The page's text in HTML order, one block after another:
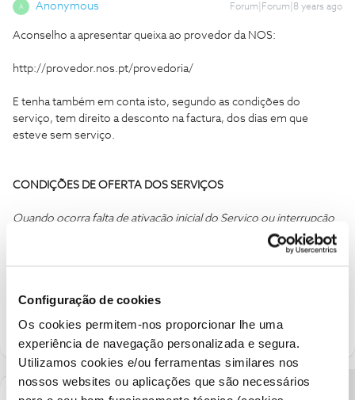
Configuração de cookies
Os cookies permitem-nos proporcionar lhe uma
experiência de navegação personalizada e segura.
Utilizamos cookies e/ou ferramentas similares nos
nossos websites ou aplicações que são necessários
A Anonymous Forum|Forum|8 years ago
Aconselho a apresentar queixa ao provedor da NOS:
http://provedor.nos.pt/provedoria/
E tenha também em conta isto, segundo as condições do
serviço, tem direito a desconto na factura, dos dias em que
esteve sem serviço.
CONDIÇÕES DE OFERTA DOS SERVIÇOS
Quando ocorra falta de ativação inicial do Serviço ou interrupção
do Serviço resultantes de avaria imputável à NOS Comunicações
por período superior a quarenta e oito (48) horas, não há lugar ao
eventualmente aplicável no período em questão.